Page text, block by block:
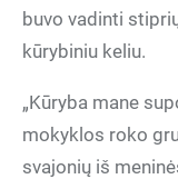
buvo vadinti
kūrybiniu keliu.
„Kūryba mane
mokyklos roko
svajonių iš